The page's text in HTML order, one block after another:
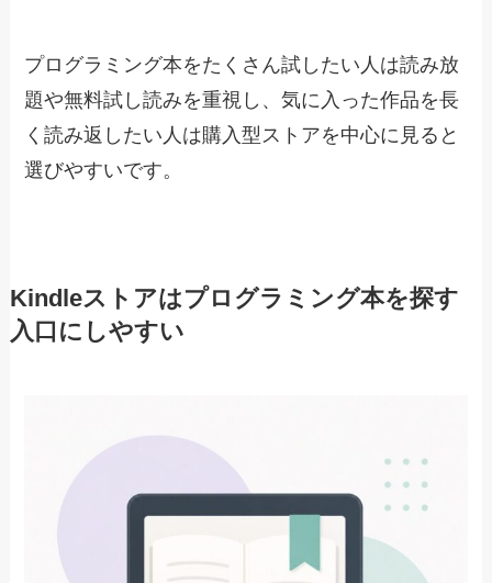
プログラミング本をたくさん試したい人は読み放
題や無料試し読みを重視し、気に入った作品を長
く読み返したい人は購入型ストアを中心に見ると
選びやすいです。
Kindleストアはプログラミング本を探す
入口にしやすい